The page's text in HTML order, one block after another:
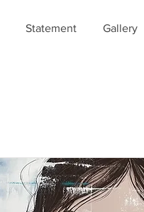
Statement Gallery